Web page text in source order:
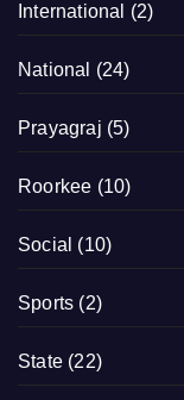
International (2)
National (24)
Prayagraj (5)
Roorkee (10)
Social (10)
Sports (2)
State (22)